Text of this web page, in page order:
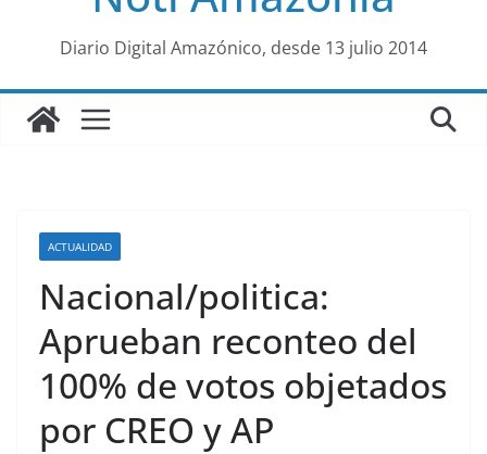
alDiario Digital Amazónico, desde 13 julio 2014
ACTUALIDAD
Nacional/politica:
Aprueban reconteo del
100% de votos objetados
por CREO y AP